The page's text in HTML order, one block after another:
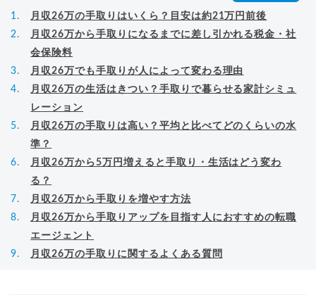
月収26万の手取りはいくら？目安は約21万円前後
月収26万から手取りになるまでに差し引かれる税金・社
会保険料
月収26万でも手取りが人によって変わる理由
月収26万の生活はきつい？手取りで暮らせる家計シミュ
レーション
月収26万の手取りは高い？平均と比べてどのくらいの水
準？
月収26万から5万円増えると手取り・生活はどう変わ
る？
月収26万から手取りを増やす方法
月収26万から手取りアップを目指す人におすすめの転職
エージェント
月収26万の手取りに関するよくある質問